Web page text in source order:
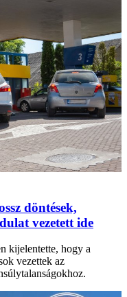
döntések,
vezetett ide
kijelentette, hogy a
vezettek az